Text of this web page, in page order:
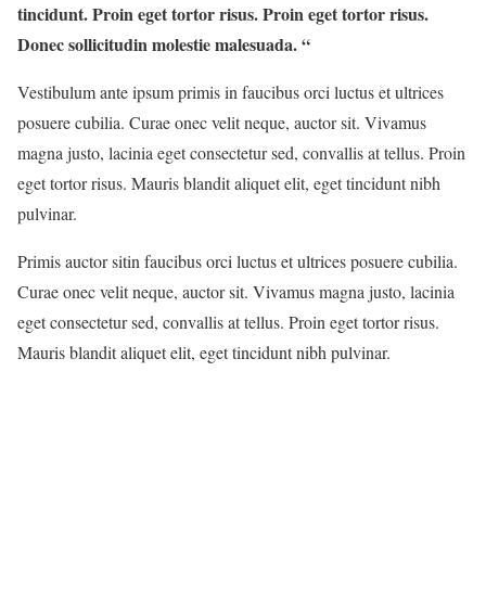
tincidunt. Proin eget tortor risus. Proin eget tortor risus.
Donec sollicitudin molestie malesuada. “
Vestibulum ante ipsum primis in faucibus orci luctus et ultrices
posuere cubilia. Curae onec velit neque, auctor sit. Vivamus
magna justo, lacinia eget consectetur sed, convallis at tellus. Proin
eget tortor risus. Mauris blandit aliquet elit, eget tincidunt nibh
pulvinar.
Primis auctor sitin faucibus orci luctus et ultrices posuere cubilia.
Curae onec velit neque, auctor sit. Vivamus magna justo, lacinia
eget consectetur sed, convallis at tellus. Proin eget tortor risus.
Mauris blandit aliquet elit, eget tincidunt nibh pulvinar.